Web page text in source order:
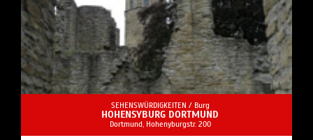
SEHENSWÜRDIGKEITEN / Burg
HOHENSYBURG DORTMUND
Dortmund, Hohenyburgstr. 200